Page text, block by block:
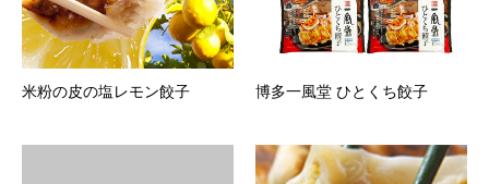
米粉の皮の塩レモン餃子 博多一風堂 ひとくち餃子